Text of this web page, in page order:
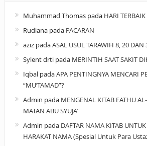
Muhammad Thomaspada HARI
Rudianapada PACARAN
azizpadaASAL USUL TARAWIH 8, 20 DAN
Sylent drtipada MERINTIH SAAT SAKIT
IqbalpadaAPA PENTINGNYA MENCARI
“MU’TAMAD”?
Admin pada MENGENAL KITAB FATHU
MATAN ABU SYUJA’
Admin pada DAFTAR NAMA KITAB
HARAKAT NAMA (Spesial Untuk Para